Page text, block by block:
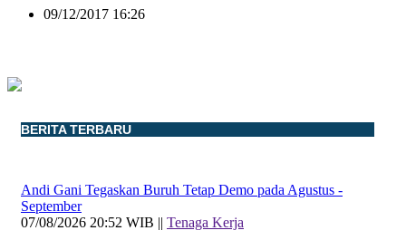
09/12/2017 16:26
BERITA TERBARU
Andi Gani Tegaskan Buruh Tetap Demo pada Agustus -
September
07/08/2026 20:52 WIB || Tenaga Kerja